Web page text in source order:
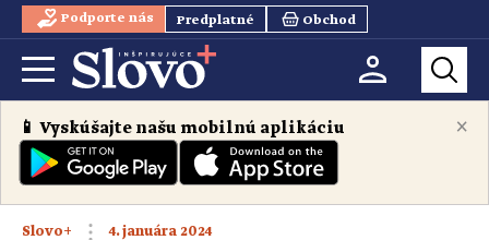
Podporte nás Predplatné Obchod
×
📱 Vyskúšajte našu mobilnú aplikáciu
Slovo+ 4. januára 2024